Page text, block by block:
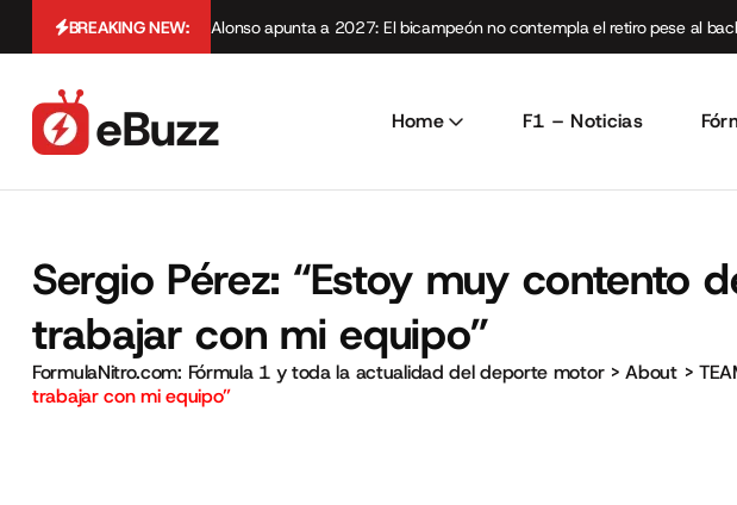
BREAKING NEW: Alonso apunta a 2027: El bicampeón no contempla el retiro pese al
Home F1 – Noticias
Sergio Pérez: “Estoy muy
trabajar con mi equipo”
FormulaNitro.com: Fórmula 1 y toda la actualidad del deporte motor>About>
trabajar con mi equipo”